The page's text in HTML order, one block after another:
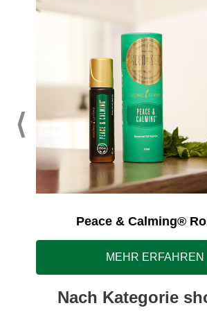
Peace & Calming®
MEHR ERFAHREN
Nach Kategorie